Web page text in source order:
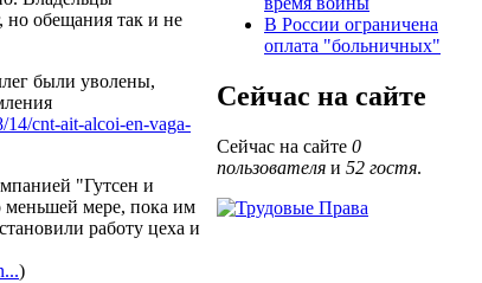
но обещания так и не
были уволены,
14/cnt-ait-alcoi-en-vaga-
"Гутсен и
меньшей мере, пока им
работу цеха и
)
В России ограничена
оплата "больничных"
Сейчас на сайте
Сейчас на сайте 0
пользователя и 52 гостя.